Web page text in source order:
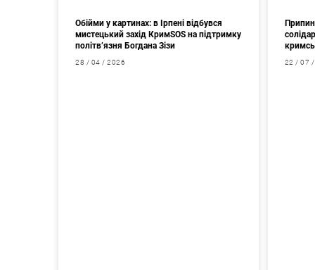
Обійми у картинах: в Ірпені відбувся
мистецький захід КримSOS на підтримку
політв’язня Богдана Зізи
28 / 04 / 2026 22 / 07